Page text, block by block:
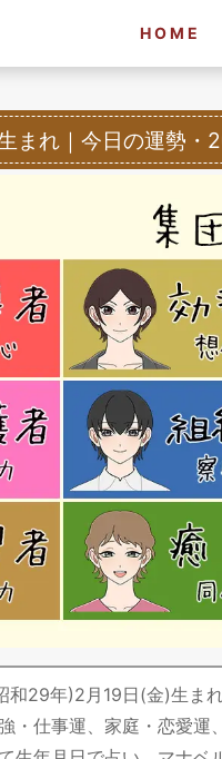
HOME
まれ ｜今日の運勢・
和29年)2月19日(金)生ま
・仕事運、家庭・恋愛運